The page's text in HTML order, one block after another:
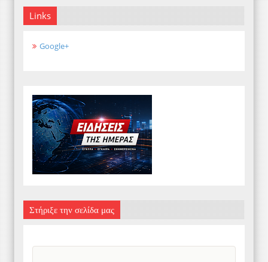
Links
Google+
Στήριξε την σελίδα μας